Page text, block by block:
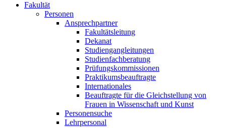
Fakultät
Personen
Ansprechpartner
Fakultätsleitung
Dekanat
Studiengangleitungen
Studienfachberatung
Prüfungskommissionen
Praktikumsbeauftragte
Internationales
Beauftragte für die Gleichstellung von
Frauen in Wissenschaft und Kunst
Personensuche
Lehrpersonal